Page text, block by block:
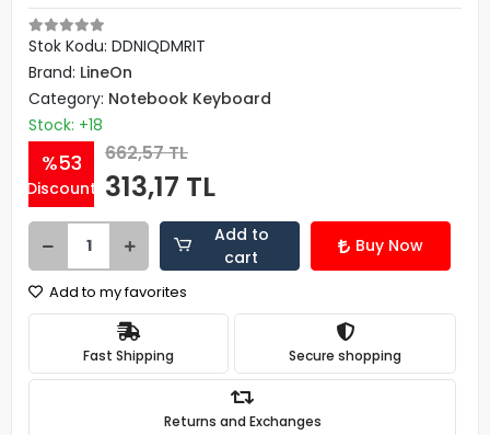
Stok Kodu: DDNIQDMRIT
Brand: LineOn
Category: Notebook Keyboard
Stock: +18
%53
Discount
662,57 TL
313,17 TL
Add to
cart
Buy Now
Add to my favorites
Fast Shipping Secure shopping
Returns and Exchanges